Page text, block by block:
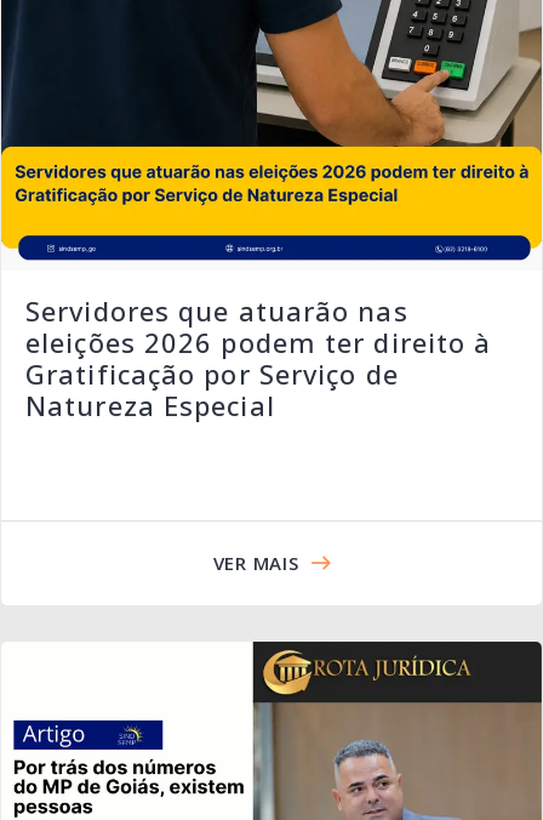
Servidores que atuarão nas
eleições 2026 podem ter direito à
Gratificação por Serviço de
Natureza Especial
VER MAIS